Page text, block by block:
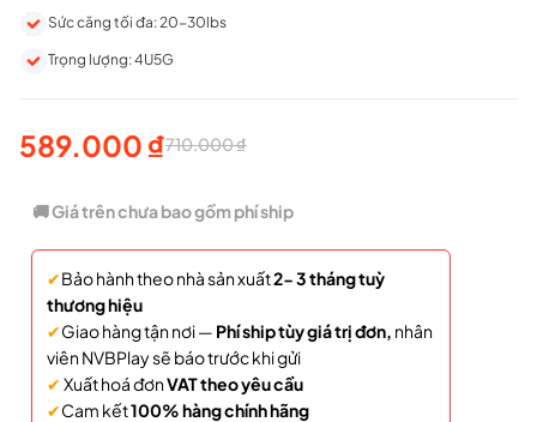
Sức căng tối đa: 20-30lbs
Trọng lượng: 4U5G
710.000₫
Giá
gốc
là:
710.000 ₫.
589.000 ₫
Giá
hiện
tại
là:
589.000 ₫.
🚚 Giá trên chưa bao gồm phí ship
✔Bảo hành theo nhà sản xuất2- 3 tháng tuỳ
thương hiệu
✔Giao hàng tận nơi — Phí ship tùy giá trị đơn, nhân
viên NVBPlay sẽ báo trước khi gửi
✔ Xuất hoá đơnVAT theo yêu cầu
✔Cam kết100% hàng chính hãng